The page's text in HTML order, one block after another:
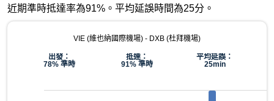
近期準時抵達率為91%。平均延誤時間為25分。
VIE (維也納國際機場) - DXB (杜拜機場)
出發：
78% 準時
抵達：
91% 準時
平均延誤：
25min